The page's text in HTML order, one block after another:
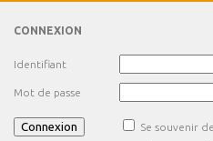
CONNEXION
Identifiant
Mot de passe
Se souvenir